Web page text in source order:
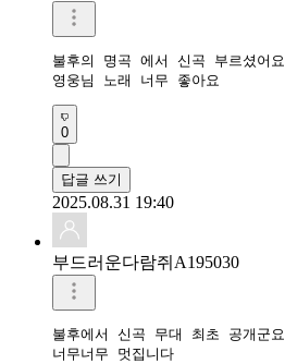
불후의 명곡 에서 신곡 부르셨어요
영웅님 노래 너무 좋아요
0
답글 쓰기
2025.08.31 19:40
부드러운다람쥐A195030
불후에서 신곡 무대 최초 공개군요
너무너무 멋집니다